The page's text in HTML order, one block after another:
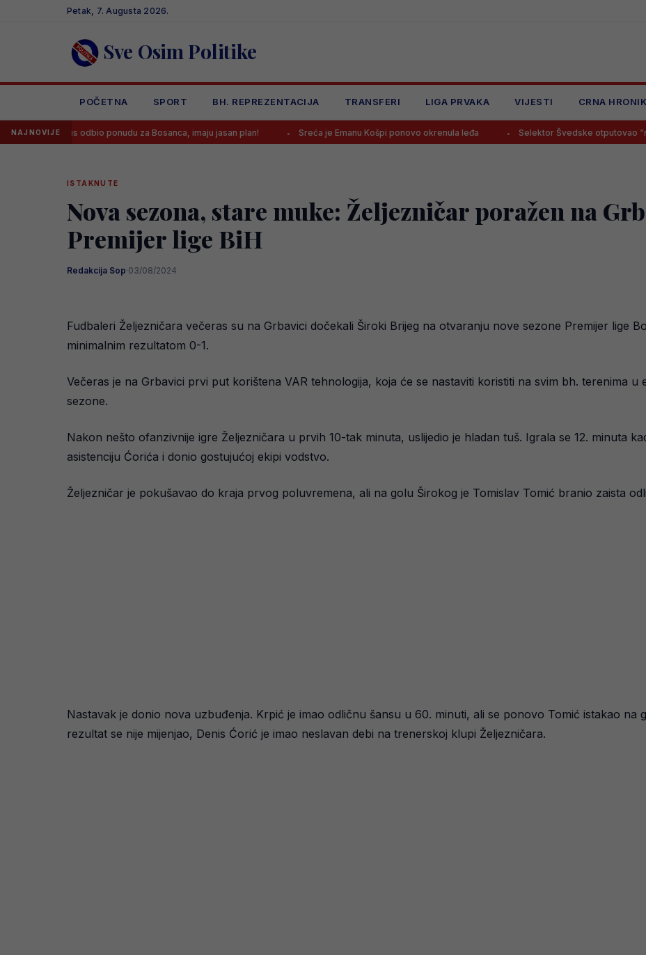
Petak, 7. Augusta 2026.
Sve Osim Politike
POČETNA SPORT BH. REPREZENTACIJA TRANSFERI LIGA PRVAKA VIJESTI CRNA
NAJNOVIJE
odbio ponudu za Bosanca, imaju jasan plan! Sreća je Emanu Košpi ponovo okrenula leđa Selektor Švedske otputovao “na noge”
ISTAKNUTE
Nova sezona, stare muke: Željezničar poražen na
Premijer lige BiH
Redakcija Sop·03/08/2024
Fudbaleri Željezničara večeras su na Grbavici dočekali Široki Brijeg na otvaranju nove sezone Premijer lige
minimalnim rezultatom 0-1.
Večeras je na Grbavici prvi put korištena VAR tehnologija, koja će se nastaviti koristiti na svim bh. terenima
sezone.
Nakon nešto ofanzivnije igre Željezničara u prvih 10-tak minuta, uslijedio je hladan tuš. Igrala se 12. minuta
asistenciju Ćorića i donio gostujućoj ekipi vodstvo.
Željezničar je pokušavao do kraja prvog poluvremena, ali na golu Širokog je Tomislav Tomić branio zaista
Nastavak je donio nova uzbuđenja. Krpić je imao odličnu šansu u 60. minuti, ali se ponovo Tomić istakao na
rezultat se nije mijenjao, Denis Ćorić je imao neslavan debi na trenerskoj klupi Željezničara.